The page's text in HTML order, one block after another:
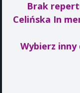
Brak
Celińska In
Wybierz inny